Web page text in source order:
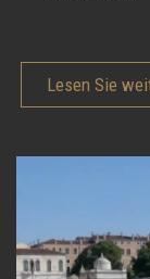
Lesen Sie